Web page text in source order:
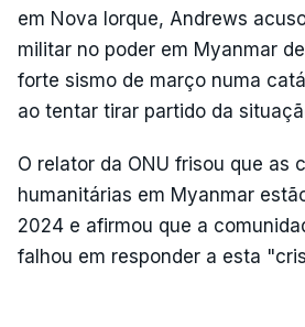
em Nova Iorque, Andrews
militar no poder em Myanmar
forte sismo de março numa
ao tentar tirar partido da
O relator da ONU frisou que as
humanitárias em Myanmar
2024 e afirmou que a
falhou em responder a esta